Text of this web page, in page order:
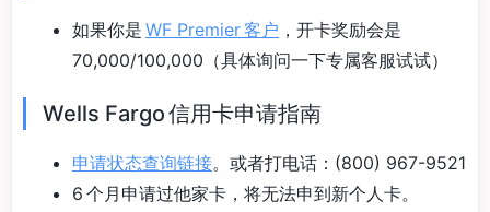
如果你是 WF Premier 客户 ，开卡奖励会是
70,000/100,000（具体询问一下专属客服试试）
Wells Fargo 信用卡申请指南
申请状态查询链接。或者打电话：(800) 967-9521
6 个月申请过他家卡，将无法申到新个人卡。